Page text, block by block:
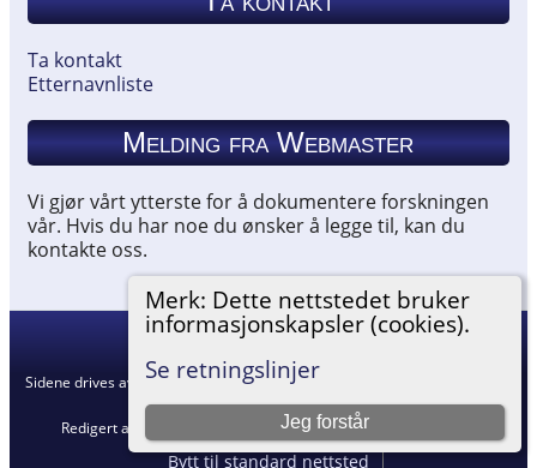
Merk: Dette nettstedet bruker
informasjonskapsler (cookies).
Se retningslinjer
Jeg forstår
Ta kontakt
Etternavnliste
Melding fra Webmaster
Vi gjør vårt ytterste for å dokumentere forskningen
vår. Hvis du har noe du ønsker å legge til, kan du
kontakte oss.
Hemneslekt 2026
Sidene drives av The Next Generation of Genealogy Sitebuilding
Redigert av
Retningslinjer for personvern
Bytt til standard nettsted